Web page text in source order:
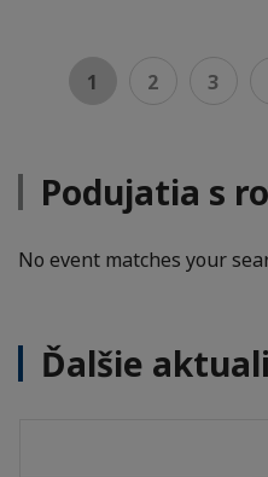
1 2 3
Podujatia s
No event matches your
Ďalšie